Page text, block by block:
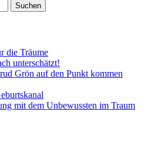
die Träume
unterschätzt!
Grön auf den Punkt kommen
mit dem Unbewussten im Traum